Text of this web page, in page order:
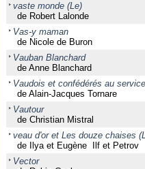
vaste monde (Le)
de Robert Lalonde
Vas-y maman
de Nicole de Buron
Vauban Blanchard
de Anne Blanchard
Vaudois et confédérés au
de Alain-Jacques Tornare
Vautour
de Christian Mistral
veau d'or et Les douze chaises
de Ilya et Eugène Ilf et Petrov
Vector